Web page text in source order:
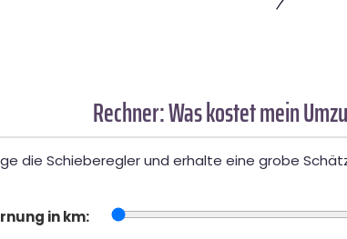
Rechner: Was kostet mein
die Schieberegler und erhalte eine grobe
in km: